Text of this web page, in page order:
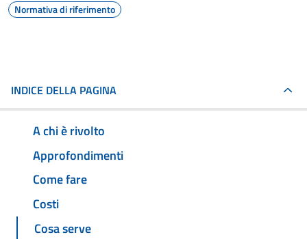
Normativa di riferimento
INDICE DELLA PAGINA
A chi è rivolto
Approfondimenti
Come fare
Costi
Cosa serve